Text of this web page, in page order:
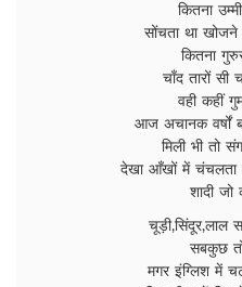
कितना
सोंचता था खोजने
कितना
चाँद तारों सी
वही कहीं
आज अचानक वर्षों
मिली भी तो
देखा आँखों में
शादी जो
चूड़ी,सिंदूर,लाल
सबकुछ
मगर इंग्लिश में